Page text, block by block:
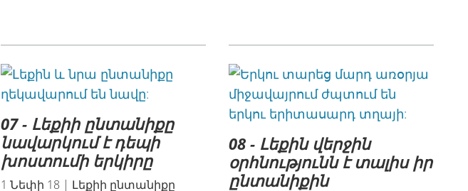
07 - Լեքիի ընտանիքը
նավարկում է դեպի
խոստումի երկիրը
1 Նեփի 18 | Լեքիի ընտանիքը
08 - Լեքին վերջին
օրհնությունն է տալիս իր
ընտանիքին